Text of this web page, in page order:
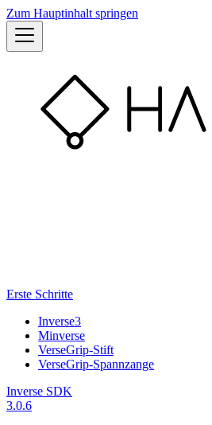
Zum Hauptinhalt springen
Erste Schritte
Inverse3
Minverse
VerseGrip-Stift
VerseGrip-Spannzange
Inverse SDK
3.0.6